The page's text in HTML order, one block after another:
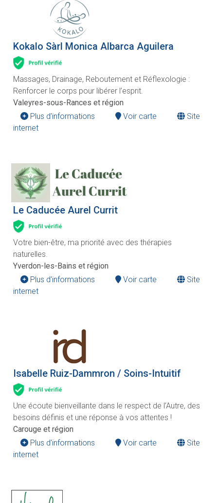
Kokalo Sàrl Monica Albarca Aguilera
Massages, Drainage, Reboutement et Réflexologie :
Renforcer le corps pour libérer l’esprit.
Valeyres-sous-Rances et région
Plus d'informations
Voir carte
Site
internet
Le Caducée Aurel Currit
Votre bien-être, ma priorité avec des thérapies
naturelles.
Yverdon-les-Bains et région
Plus d'informations
Voir carte
Site
internet
Isabelle Ruiz-Dammron / Soins-Intuitif
Une écoute bienveillante dans le respect de l’Autre, des
besoins définis et une réponse à vos attentes !
Carouge et région
Plus d'informations
Voir carte
Site
internet